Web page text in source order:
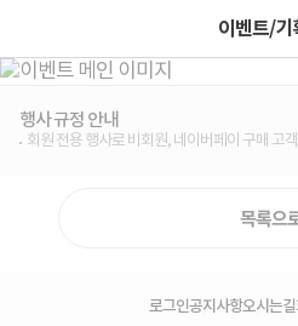
이벤트/기
행사 규정 안내
회원 전용 행사로 비회원, 네이버페이 구매 고
목록으
로그인공지사항오시는길